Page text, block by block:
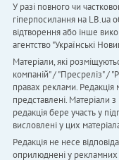
У разі повного чи
гіперпосилання на LB.ua
відтворення або інше
агентство "Українськi
Матеріали, які
компаній" / "Пресреліз" /
правах реклами. Редакція
представлені.
редакція бере участь у
висловлені у цих
Редакція не несе
оприлюднені у рекламних